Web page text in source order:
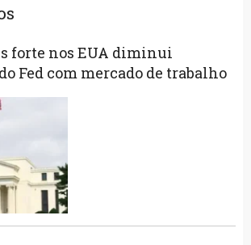
forte nos EUA diminui
Fed com mercado de trabalho